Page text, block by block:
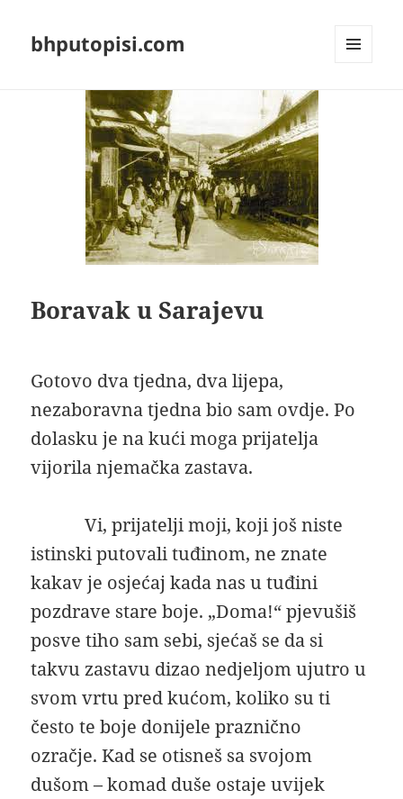
bhputopisi.com
Boravak u Sarajevu
Gotovo dva tjedna, dva lijepa,
nezaboravna tjedna bio sam ovdje. Po
dolasku je na kući moga prijatelja
vijorila njemačka zastava.
Vi, prijatelji moji, koji još niste
istinski putovali tuđinom, ne znate
kakav je osjećaj kada nas u tuđini
pozdrave stare boje. „Doma!“ pjevušiš
posve tiho sam sebi, sjećaš se da si
takvu zastavu dizao nedjeljom ujutro u
svom vrtu pred kućom, koliko su ti
često te boje donijele praznično
ozračje. Kad se otisneš sa svojom
dušom – komad duše ostaje uvijek